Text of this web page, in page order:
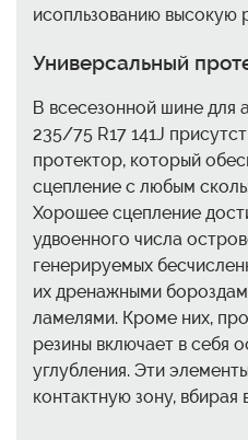
исопльзованию высокую
Универсальный
В всесезонной шине для
235/75 R17 141J
протектор, который
сцепление с любым
Хорошее сцепление
удвоенного числа
генерируемых
их дренажными
ламелями. Кроме них,
резины включает в себя
углубления. Эти
контактную зону, вбирая